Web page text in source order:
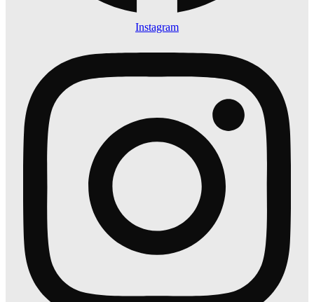
Instagram